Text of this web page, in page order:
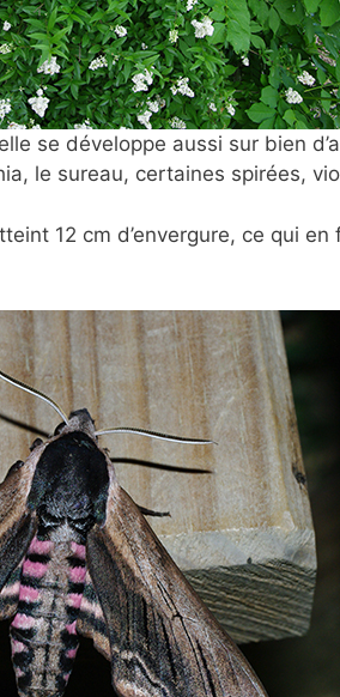
se développe aussi sur bien
le sureau, certaines spirées,
12 cm d’envergure, ce qui en